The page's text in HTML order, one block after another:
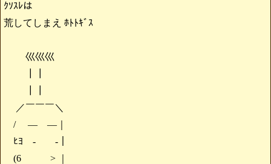
ｸｿｽﾚは
荒してしまえ ﾎﾄﾄｷﾞｽ
巛巛巛
／￣￣￣＼
/ ― ―｜
ﾋﾖ - -｜
(6 > ｜